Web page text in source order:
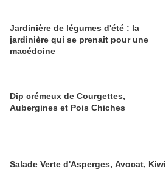
Jardinière de légumes d'été : la
jardinière qui se prenait pour une
macédoine
Dip crémeux de Courgettes,
Aubergines et Pois Chiches
Salade Verte d'Asperges, Avocat, Kiwi